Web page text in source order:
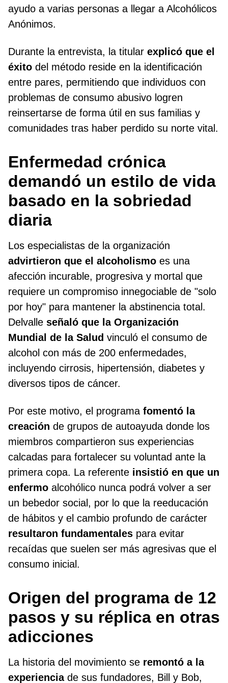
ayudo a varias personas a llegar a Alcohólicos
Anónimos.
Durante la entrevista, la titular explicó que el
éxito del método reside en la identificación
entre pares, permitiendo que individuos con
problemas de consumo abusivo logren
reinsertarse de forma útil en sus familias y
comunidades tras haber perdido su norte vital.
Enfermedad crónica
demandó un estilo de vida
basado en la sobriedad
diaria
Los especialistas de la organización
advirtieron que el alcoholismo es una
afección incurable, progresiva y mortal que
requiere un compromiso innegociable de "solo
por hoy" para mantener la abstinencia total.
Delvalle señaló que la Organización
Mundial de la Salud vinculó el consumo de
alcohol con más de 200 enfermedades,
incluyendo cirrosis, hipertensión, diabetes y
diversos tipos de cáncer.
Por este motivo, el programa fomentó la
creación de grupos de autoayuda donde los
miembros compartieron sus experiencias
calcadas para fortalecer su voluntad ante la
primera copa. La referente insistió en que un
enfermo alcohólico nunca podrá volver a ser
un bebedor social, por lo que la reeducación
de hábitos y el cambio profundo de carácter
resultaron fundamentales para evitar
recaídas que suelen ser más agresivas que el
consumo inicial.
Origen del programa de 12
pasos y su réplica en otras
adicciones
La historia del movimiento se remontó a la
experienciade sus fundadores, Bill y Bob,